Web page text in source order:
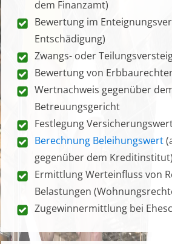
dem Finanzamt)
Bewertung im
Entschädigung)
Zwangs- oder
Bewertung von
Wertnachweis gegenüber
Betreuungsgericht
Festlegung
Berechnung Beleihungswert
gegenüber dem Kreditinstitut)
Ermittlung Werteinfluss von
Belastungen
Zugewinnermittlung bei